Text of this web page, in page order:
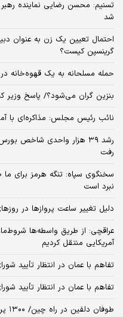
تسنیم: محسن رضایی نماینده
شد
احتمال تعیین یک زن به عنوان
گرینسپن کیست؟
حمله مسلحانه به یک قهوه‌خانه
بنزین گران می‌شود؟/ پاسخ وزیر
نائب رئیس مجلس: مذاکره‌ای با
رشد ۳۹ هزار واحدی شاخص
رفت
سخنگوی سپاه: تنگه هرمز برای ما
نبرد است
دلیل تغییر ساعت پروازها در
عراقچی: از طریق واسطه‌ها
آمریکایی منتقل کردیم
تفاهم با عمان در انتظار تأیید
تفاهم با عمان در انتظار تأیید
طوفان دلفین در راه چین/ ۱۳۰۰ پرواز لغو شد